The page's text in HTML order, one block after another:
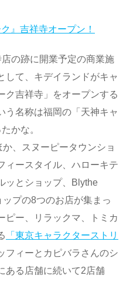
』吉祥寺オープン！
の跡に開業予定の商業施
して、キデイランドがキャ
ク吉祥寺」をオープンする
う名称は福岡の「天神キャ
かな。
、スヌーピータウンショ
ィースタイル、ハローキテ
ッとショップ、Blythe
プの8つのお店が集まっ
ピー、リラックマ、トミカ
「東京キャラクターストリ
フィーとカピバラさんのシ
ある店舗に続いて2店舗